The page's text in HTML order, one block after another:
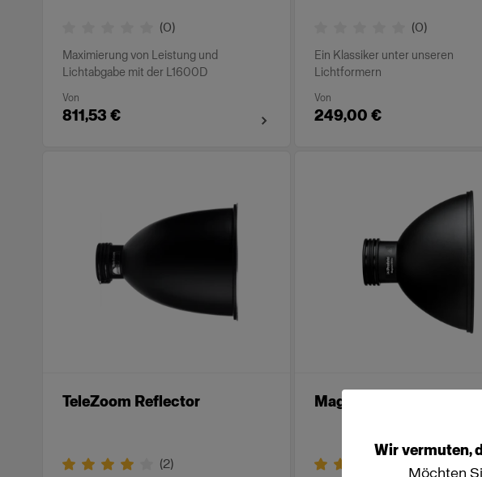
Wirvermuten,
Möchten
(0)
Maximierung von Leistung und
Lichtabgabe mit der L1600D
Von
811,53 €
(0)
Ein Klassiker unter unseren
Lichtformern
Von
249,00 €
TeleZoom Reflector
(2)
Magnum Reflector White